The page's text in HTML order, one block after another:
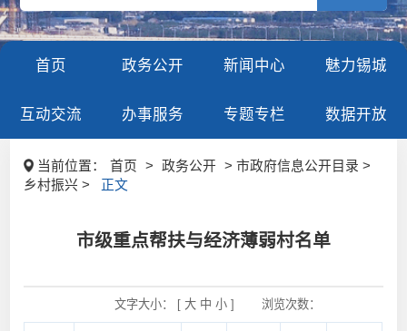
首页 政务公开 新闻中心 魅力锡城
互动交流 办事服务 专题专栏 数据开放
当前位置： 首页 > 政务公开
> 市政府信息公开目录 >
乡村振兴 >
正文
市级重点帮扶与经济薄弱村名单
文字大小： [ 大 中 小] 浏览次数：